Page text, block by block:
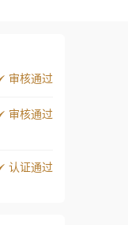
审核通过
审核通过
认证通过